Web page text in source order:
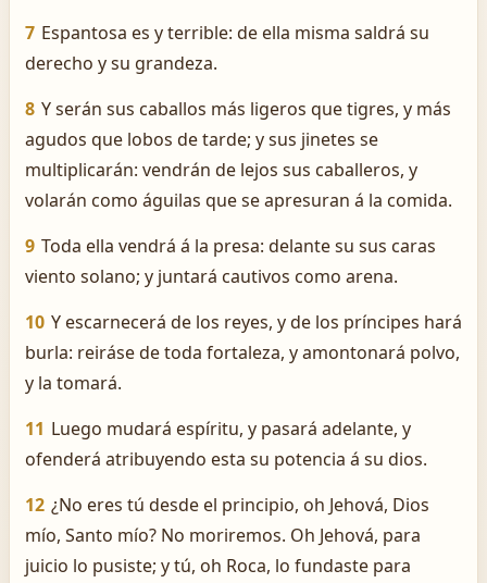
7 Espantosa es y terrible: de ella misma saldrá su
derecho y su grandeza.
8 Y serán sus caballos más ligeros que tigres, y más
agudos que lobos de tarde; y sus jinetes se
multiplicarán: vendrán de lejos sus caballeros, y
volarán como águilas que se apresuran á la comida.
9 Toda ella vendrá á la presa: delante su sus caras
viento solano; y juntará cautivos como arena.
10 Y escarnecerá de los reyes, y de los príncipes hará
burla: reiráse de toda fortaleza, y amontonará polvo,
y la tomará.
11 Luego mudará espíritu, y pasará adelante, y
ofenderá atribuyendo esta su potencia á su dios.
12 ¿No eres tú desde el principio, oh Jehová, Dios
mío, Santo mío? No moriremos. Oh Jehová, para
juicio lo pusiste; y tú, oh Roca, lo fundaste para